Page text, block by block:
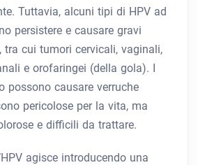
Tuttavia, alcuni tipi di HPV ad
persistere e causare gravi
tra cui tumori cervicali, vaginali,
e orofaringei (della gola). I
possono causare verruche
pericolose per la vita, ma
e difficili da trattare.
agisce introducendo una